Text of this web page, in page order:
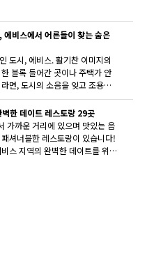
늘 밤의 한 잔을 즐겨봅시다.
에비스에서 어른들이 찾는 숨은
도시, 에비스. 활기찬 이미지의
블록 들어간 곳이나 주택가 안
면, 도시의 소음을 잊고 조용히
있습니다. 일본 요리나 철판구
데리고 가고 싶은 맛있는 식당을
한 데이트 레스토랑 29곳
가까운 거리에 있으며 맛있는 음
셔너블한 레스토랑이 있습니다!
스 지역의 완벽한 데이트를 위한